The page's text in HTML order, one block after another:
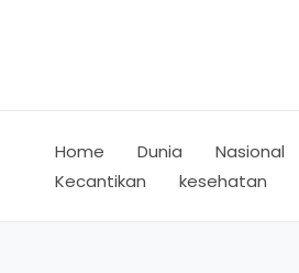
Home Dunia Nasional
Kecantikan
kesehatan